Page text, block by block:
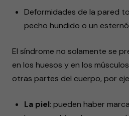
Deformidades de la pared
pecho hundido o un
El síndrome no solamente se
en los huesos y en los
otras partes del cuerpo, por
La piel: pueden haber